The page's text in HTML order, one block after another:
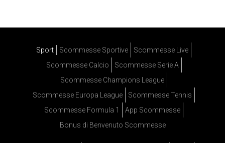
Sport Scommesse Sportive
Scommesse Live
Scommesse Calcio
Scommesse Serie A
Scommesse Champions League
Scommesse Europa League
Scommesse Tennis
Scommesse Formula 1
App Scommesse
Bonus di Benvenuto Scommesse